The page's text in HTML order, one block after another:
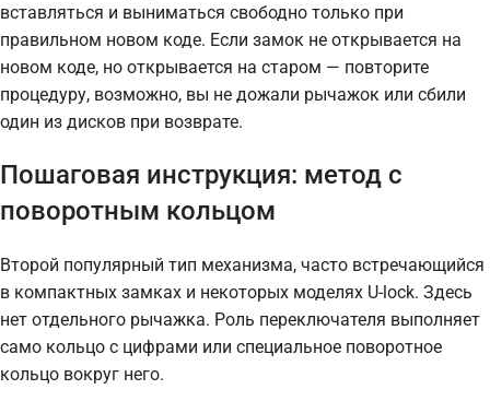
вставляться и выниматься свободно только при
правильном новом коде. Если замок не открывается на
новом коде, но открывается на старом — повторите
процедуру, возможно, вы не дожали рычажок или сбили
один из дисков при возврате.
Пошаговая инструкция: метод с
поворотным кольцом
Второй популярный тип механизма, часто встречающийся
в компактных замках и некоторых моделях U-lock. Здесь
нет отдельного рычажка. Роль переключателя выполняет
само кольцо с цифрами или специальное поворотное
кольцо вокруг него.